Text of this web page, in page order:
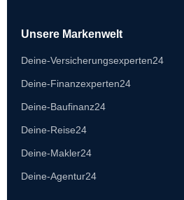
Unsere Markenwelt
Deine-Versicherungsexperten24
Deine-Finanzexperten24
Deine-Baufinanz24
Deine-Reise24
Deine-Makler24
Deine-Agentur24